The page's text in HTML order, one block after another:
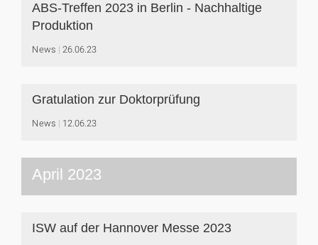
ABS-Treffen 2023 in Berlin - Nachhaltige
Produktion
News 26.06.23
Gratulation zur Doktorprüfung
News 12.06.23
April 2023
ISW auf der Hannover Messe 2023